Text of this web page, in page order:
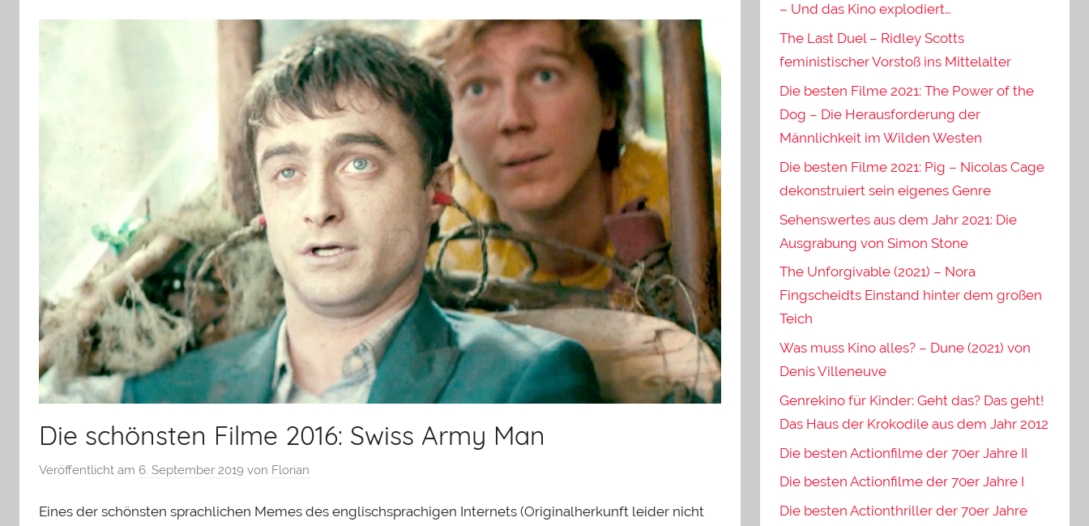
Die schönsten Filme 2016: Swiss Army Man
Veröffentlicht am 6. September 2019 von Florian
Eines der schönsten sprachlichen Memes des englischsprachigen Internets (Originalherkunft leider nicht
– Und das Kino explodiert…
The Last Duel – Ridley Scotts
feministischer Vorstoß ins Mittelalter
Die besten Filme 2021: The Power of the
Dog – Die Herausforderung der
Männlichkeit im Wilden Westen
Die besten Filme 2021: Pig – Nicolas Cage
dekonstruiert sein eigenes Genre
Sehenswertes aus dem Jahr 2021: Die
Ausgrabung von Simon Stone
The Unforgivable (2021) – Nora
Fingscheidts Einstand hinter dem großen
Teich
Was muss Kino alles? – Dune (2021) von
Denis Villeneuve
Genrekino für Kinder: Geht das? Das geht!
Das Haus der Krokodile aus dem Jahr 2012
Die besten Actionfilme der 70er Jahre II
Die besten Actionfilme der 70er Jahre I
Die besten Actionthriller der 70er Jahre